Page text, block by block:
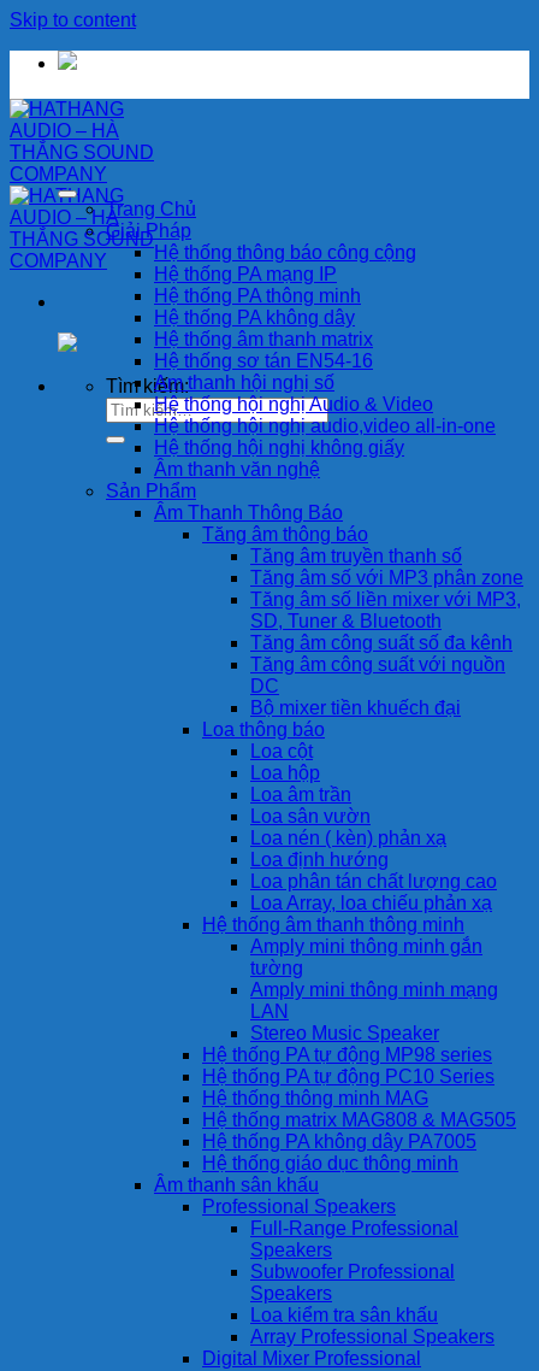
Skip to content
Tìm kiếm:
Trang Chủ
Giải Pháp
Hệ thống thông báo công cộng
Hệ thống PA mạng IP
Hệ thống PA thông minh
Hệ thống PA không dây
Hệ thống âm thanh matrix
Hệ thống sơ tán EN54-16
Am thanh hội nghị số
Hệ thống hội nghị Audio & Video
Hệ thống hội nghị audio,video all-in-one
Hệ thống hội nghị không giấy
Âm thanh văn nghệ
Sản Phẩm
Âm Thanh Thông Báo
Tăng âm thông báo
Tăng âm truyền thanh số
Tăng âm số với MP3 phân zone
Tăng âm số liền mixer với MP3,
SD, Tuner & Bluetooth
Tăng âm công suất số đa kênh
Tăng âm công suất với nguồn
DC
Bộ mixer tiền khuếch đại
Loa thông báo
Loa cột
Loa hộp
Loa âm trần
Loa sân vườn
Loa nén ( kèn) phản xạ
Loa định hướng
Loa phân tán chất lượng cao
Loa Array, loa chiếu phản xạ
Hệ thống âm thanh thông minh
Amply mini thông minh gắn
tường
Amply mini thông minh mạng
LAN
Stereo Music Speaker
Hệ thống PA tự động MP98 series
Hệ thống PA tự động PC10 Series
Hệ thống thông minh MAG
Hệ thống matrix MAG808 & MAG505
Hệ thống PA không dây PA7005
Hệ thống giáo dục thông minh
Âm thanh sân khấu
Professional Speakers
Full-Range Professional
Speakers
Subwoofer Professional
Speakers
Loa kiểm tra sân khấu
Array Professional Speakers
Digital Mixer Professional